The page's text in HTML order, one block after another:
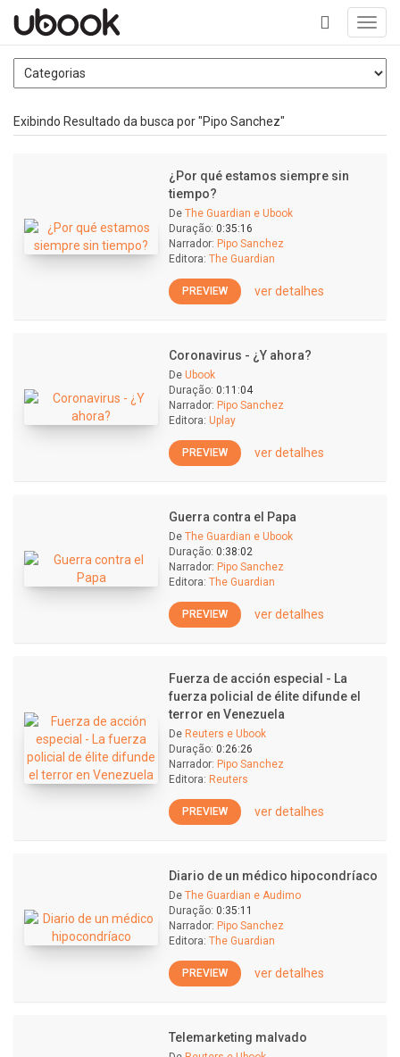
+
Exibindo Resultado da busca por "Pipo Sanchez"
¿Por qué estamos siempre sin
tiempo?
De The Guardian e Ubook
Duração: 0:35:16
Narrador: Pipo Sanchez
Editora: The Guardian
PREVIEW ver detalhes
Coronavirus - ¿Y ahora?
De Ubook
Duração: 0:11:04
Narrador: Pipo Sanchez
Editora: Uplay
PREVIEW ver detalhes
Guerra contra el Papa
De The Guardian e Ubook
Duração: 0:38:02
Narrador: Pipo Sanchez
Editora: The Guardian
PREVIEW ver detalhes
Fuerza de acción especial - La
fuerza policial de élite difunde el
terror en Venezuela
De Reuters e Ubook
Duração: 0:26:26
Narrador: Pipo Sanchez
Editora: Reuters
PREVIEW ver detalhes
Diario de un médico hipocondríaco
De The Guardian e Audimo
Duração: 0:35:11
Narrador: Pipo Sanchez
Editora: The Guardian
PREVIEW ver detalhes
Telemarketing malvado